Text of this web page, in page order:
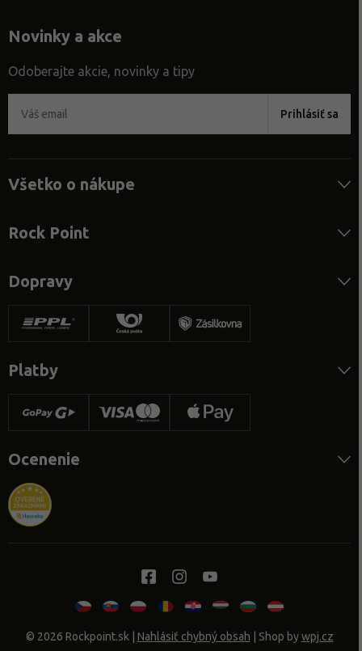
Novinky a akce
Odoberajte akcie, novinky a tipy
Prihlásiť sa
Všetko o nákupe
Rock Point
Dopravy
Platby
Ocenenie
© 2026 Rockpoint.sk | Nahlásiť chybný obsah | Shop bywpj.cz